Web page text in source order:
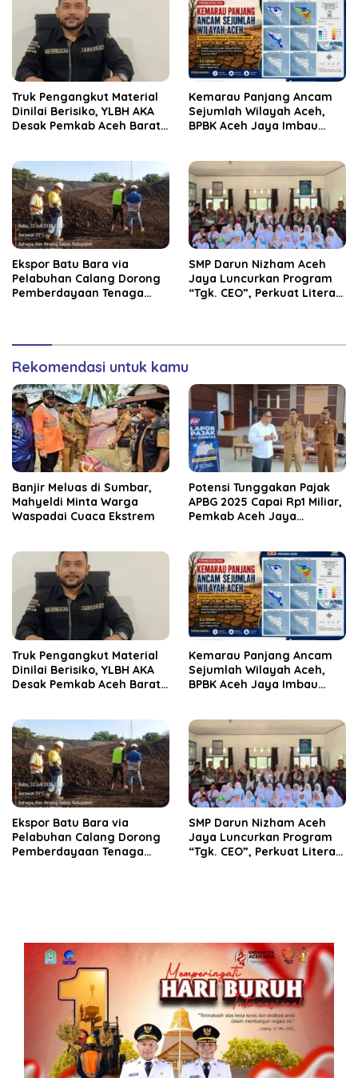
Truk Pengangkut Material
Dinilai Berisiko, YLBH AKA
Desak Pemkab Aceh Barat
Kemarau Panjang Ancam
Sejumlah Wilayah Aceh,
BPBK Aceh Jaya Imbau
‎Ekspor Batu Bara via
Pelabuhan Calang Dorong
Pemberdayaan Tenaga
SMP Darun Nizham Aceh
Jaya Luncurkan Program
“Tgk. CEO”, Perkuat Literasi
Rekomendasi untuk kamu
Banjir Meluas di Sumbar,
Mahyeldi Minta Warga
Waspadai Cuaca Ekstrem
Potensi Tunggakan Pajak
APBG 2025 Capai Rp1 Miliar,
Pemkab Aceh Jaya
Truk Pengangkut Material
Dinilai Berisiko, YLBH AKA
Desak Pemkab Aceh Barat
Kemarau Panjang Ancam
Sejumlah Wilayah Aceh,
BPBK Aceh Jaya Imbau
‎Ekspor Batu Bara via
Pelabuhan Calang Dorong
Pemberdayaan Tenaga
SMP Darun Nizham Aceh
Jaya Luncurkan Program
“Tgk. CEO”, Perkuat Literasi